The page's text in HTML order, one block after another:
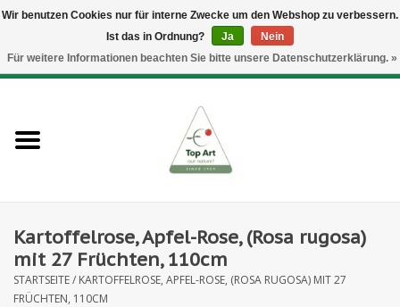
/BGN/DKK /ISK/NOK
0 Artikel - €--,--
Neues
Blumenzubehör
Kunstblumen
Kartoffelrose, Apfel-Rose, (Rosa rugosa)
mit 27 Früchten, 110cm
STARTSEITE/ KARTOFFELROSE, APFEL-ROSE, (ROSA RUGOSA) MIT 27
FRÜCHTEN, 110CM
Wir benutzen Cookies nur für interne Zwecke um den Webshop zu verbessern.
Ist das in Ordnung?
Ja
Nein
Für weitere Informationen beachten Sie bitte unsere Datenschutzerklärung. »